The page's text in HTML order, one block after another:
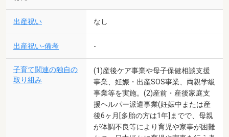
出産祝い なし
出産祝い-備考 -
子育て関連の独自の
取り組み
(1)産後ケア事業や母子保健相談支援
事業、妊娠・出産SOS事業、両親学級
事業等を実施。(2)産前・産後家庭支
援ヘルパー派遣事業(妊娠中または産
後6ヶ月[多胎の方は1年]までで、母親
が体調不良等により育児や家事が困難